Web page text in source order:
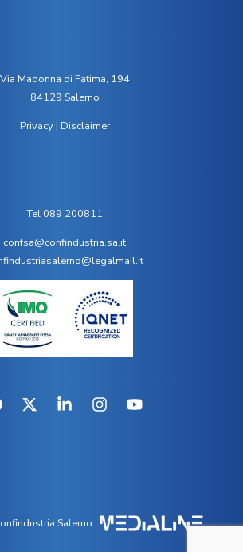
Via Madonna di Fatima, 194
84129 Salerno
Privacy| Disclaimer
Tel 089 200811
confsa@confindustria.sa.it
Salerno.